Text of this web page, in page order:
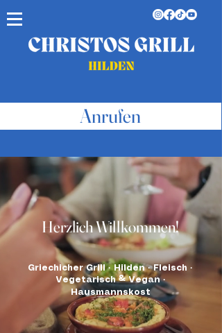
Anrufen
Herzlich Willkommen!
Griechicher Grill · Hilden · Fleisch ·
Vegetarisch & Vegan ·
Hausmannskost